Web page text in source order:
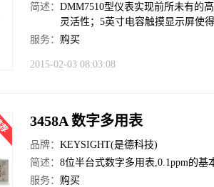
简述： DMM7510型仪表实现前所未有的
灵活性；5英寸电容触摸显示屏使
服务： 购买
2015-02-03 08:03:08
3458A 数字多用表
品牌： KEYSIGHT(是德科技)
简述： 8位半台式数字多用表,0.1ppm的基
服务： 购买